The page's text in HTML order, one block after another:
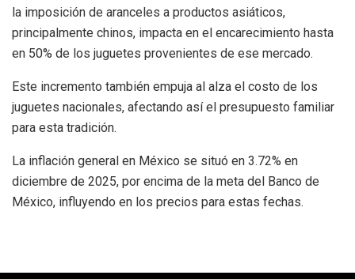
la imposición de aranceles a productos asiáticos,
principalmente chinos, impacta en el encarecimiento hasta
en 50% de los juguetes provenientes de ese mercado.
Este incremento también empuja al alza el costo de los
juguetes nacionales, afectando así el presupuesto familiar
para esta tradición.
La inflación general en México se situó en 3.72% en
diciembre de 2025, por encima de la meta del Banco de
México, influyendo en los precios para estas fechas.